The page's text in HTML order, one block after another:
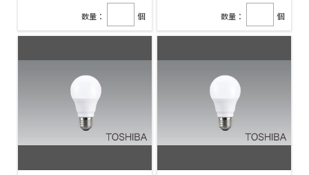
数量： 個 数量： 個